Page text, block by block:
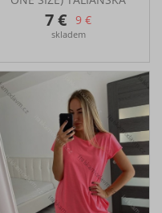
MÓDA IMD22VODA/DR
Tunika výstřih voda
nošení či do práce
Rozměry: Prsa 110cm,
Boky 100cm, Délka 70cm
7 € 9 €
skladem